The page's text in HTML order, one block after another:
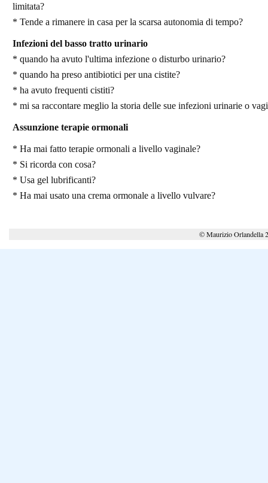
limitata?
* Tende a rimanere in casa per la scarsa autonomia di tempo?
Infezioni del basso tratto urinario
* quando ha avuto l'ultima infezione o disturbo urinario?
* quando ha preso antibiotici per una cistite?
* ha avuto frequenti cistiti?
* mi sa raccontare meglio la storia delle sue infezioni urinarie o
Assunzione terapie ormonali
* Ha mai fatto terapie ormonali a livello vaginale?
* Si ricorda con cosa?
* Usa gel lubrificanti?
* Ha mai usato una crema ormonale a livello vulvare?
© Maurizio Orlandella